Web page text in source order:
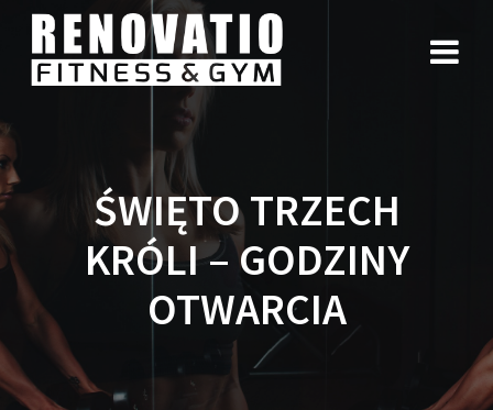
ŚWIĘTO TRZECH
KRÓLI – GODZINY
OTWARCIA